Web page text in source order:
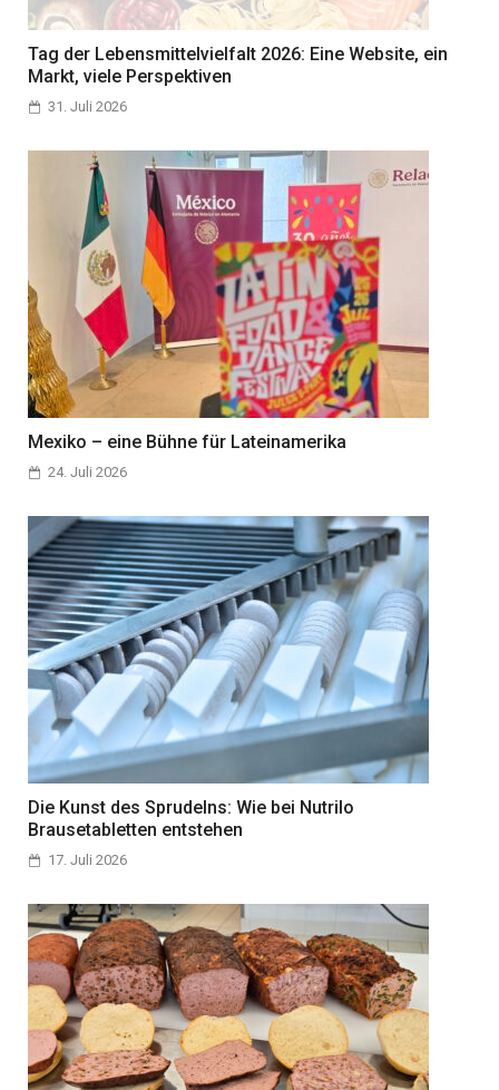
Tag der Lebensmittelvielfalt 2026: Eine Website, ein
Markt, viele Perspektiven
31. Juli 2026
Mexiko – eine Bühne für Lateinamerika
24. Juli 2026
Die Kunst des Sprudelns: Wie bei Nutrilo
Brausetabletten entstehen
17. Juli 2026